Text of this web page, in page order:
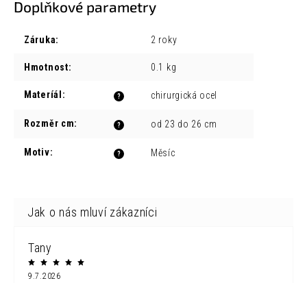
Doplňkové parametry
Záruka: 2 roky
Hmotnost: 0.1 kg
?
Materíál : chirurgická ocel
?
Rozměr cm: od 23 do 26 cm
?
Motiv: Měsíc
Tany
9.7.2026